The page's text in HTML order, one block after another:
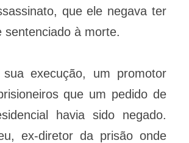
que ele negava ter
sentenciado à morte.
execução, um promotor
que um pedido de
havia sido negado.
ex-diretor da prisão onde